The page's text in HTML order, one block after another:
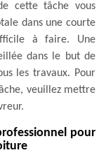
cette tâche vous
dans une courte
à faire. Une
dans le but de
les travaux. Pour
veuillez mettre
pour